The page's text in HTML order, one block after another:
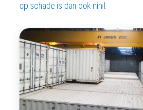
op schade is dan ook nihil.